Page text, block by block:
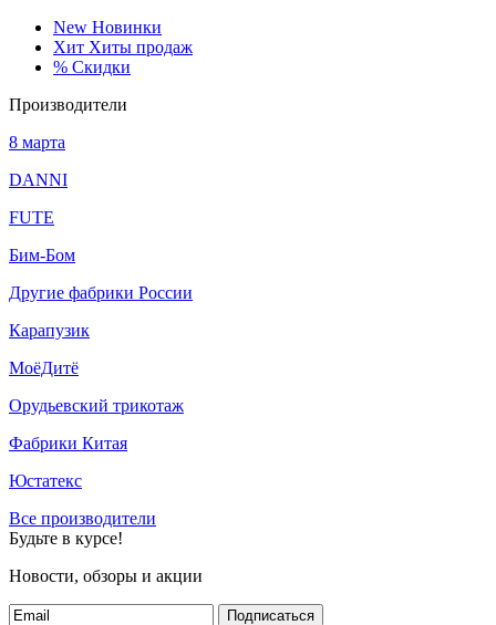
New Новинки
Хит Хиты продаж
% Скидки
Производители
8 марта
DANNI
FUTE
Бим-Бом
Другие фабрики России
Карапузик
МоёДитё
Орудьевский трикотаж
Фабрики Китая
Юстатекс
Все производители
Будьте в курсе!
Новости, обзоры и акции
Подписаться